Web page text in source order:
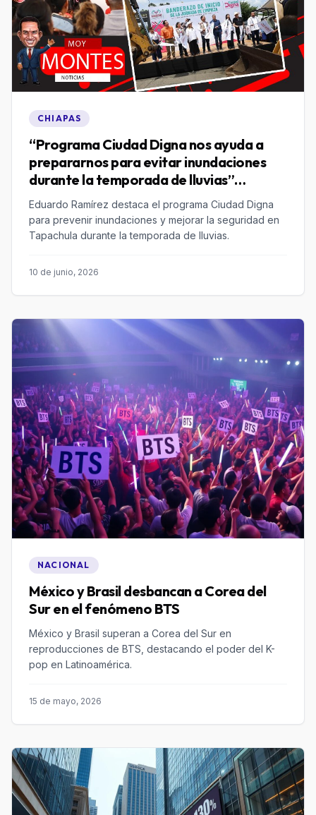
CHIAPAS
“Programa Ciudad Digna nos ayuda a
prepararnos para evitar inundaciones
durante la temporada de lluvias”
Eduardo Ramírez destaca el programa Ciudad Digna
para prevenir inundaciones y mejorar la seguridad en
Tapachula durante la temporada de lluvias.
10 de junio, 2026
NACIONAL
México y Brasil desbancan a Corea del
Sur en el fenómeno BTS
México y Brasil superan a Corea del Sur en
reproducciones de BTS, destacando el poder del K-
pop en Latinoamérica.
15 de mayo, 2026